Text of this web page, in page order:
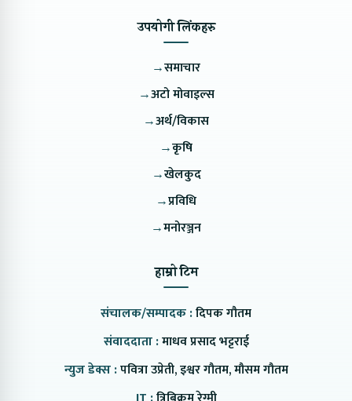
उपयोगी लिंकहरु
→समाचार
→अटो मोवाइल्स
→अर्थ/विकास
→कृषि
→खेलकुद
→प्रविधि
→मनोरञ्जन
हाम्रो टिम
संचालक/सम्पादक :दिपक गौतम
संवाददाता :माधव प्रसाद भट्टराई
न्युज डेक्स :पवित्रा उप्रेती, इश्वर गौतम, मौसम गौतम